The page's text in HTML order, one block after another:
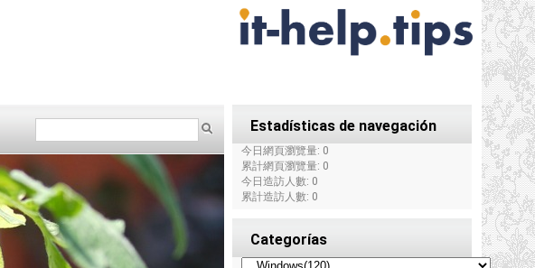
Estadísticas de navegación
今日網頁瀏覽量: 0
累計網頁瀏覽量: 0
今日造訪人數: 0
累計造訪人數: 0
Categorías